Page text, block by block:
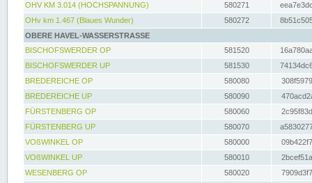
OHV KM 3.014 (HOCHSPANNUNG)
580271
OHv km 1.467 (Blaues Wunder)
580272
OBERE HAVEL-WASSERSTRASSE
BISCHOFSWERDER OP
581520
BISCHOFSWERDER UP
581530
BREDEREICHE OP
580080
BREDEREICHE UP
580090
FÜRSTENBERG OP
580060
FÜRSTENBERG UP
580070
VOßWINKEL OP
580000
VOßWINKEL UP
580010
WESENBERG OP
580020